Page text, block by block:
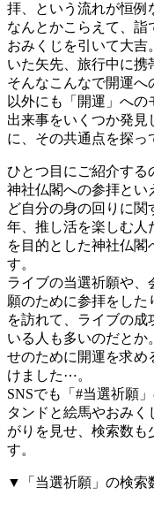
拝、という流れが恒例
なんとかこらえて、詣
おみくじを引いて大吉
いた矢先、旅行中に携
そんなこんなで開運へ
以外にも「開運」への
出来事をいくつか発見
に、その共通点を探っ
ひとつ目にご紹介する
神社仏閣への参拝とい
ど自分の身の回りに
年、推し活を楽しむ人
を目的とした神社仏
す。
ライブの当選祈願や
願のために参拝をした
を訪れて、ライブの成
いる人も多いのだと
せのために開運を求め
けました⋯。
SNSでも「#当選祈願
タンドと絵馬やおみ
がりを見せ、検索数も
す。
▼「当選祈願」の検索